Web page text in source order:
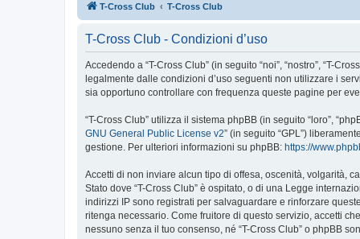
T-Cross Club T-Cross Club
T-Cross Club - Condizioni d’uso
Accedendo a “T-Cross Club” (in seguito “noi”, “nostro”, “T-
legalmente dalle condizioni d’uso seguenti non utilizzare i
sia opportuno controllare con frequenza queste pagine per
“T-Cross Club” utilizza il sistema phpBB (in seguito “loro”,
GNU General Public License v2” (in seguito “GPL”)
gestione. Per ulteriori informazioni su phpBB: https://
Accetti di non inviare alcun tipo di offesa, oscenità, volgarità,
Stato dove “T-Cross Club” è ospitato, o di una Legge
indirizzi IP sono registrati per salvaguardare e rinforzare
ritenga necessario. Come fruitore di questo servizio, accetti
nessuno senza il tuo consenso, né “T-Cross Club” o phpBB